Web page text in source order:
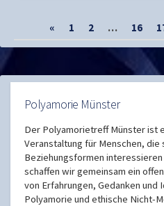
Seitennummerierung
der
« 1 2 … 16
Polyamorie Münster
Der Polyamorietreff Münster ist
Veranstaltung für Menschen,
Beziehungsformen
schaffen wir gemeinsam ein
von Erfahrungen, Gedanken und
Polyamorie und ethische Nicht-